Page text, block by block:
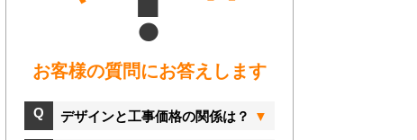
お客様の質問にお答えします
デザインと工事価格の関係は？